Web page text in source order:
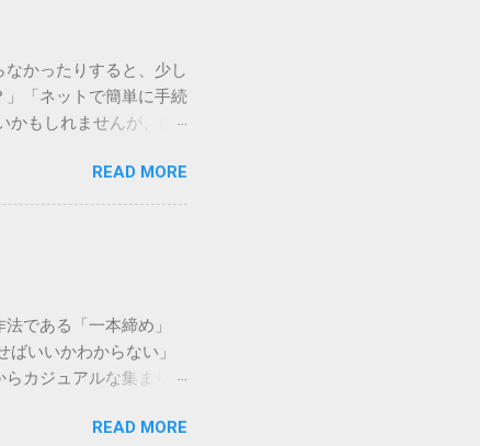
かったりすると、少し
「ネットで簡単に手続
もしれませんが、個
解決できる方法を詳しく
大手運送会社です。特
合、他の宅配業者と
した各拠点が配送をコ
、今抱えている悩みが
荷物がいったいどこに
）を準備する : 送り状
ます。 確認できる内
必要がありません。 ス
READ MORE
である「一本締め」
いいかわからない」
らカジュアルな集まりま
りません。その時間、
READ MORE